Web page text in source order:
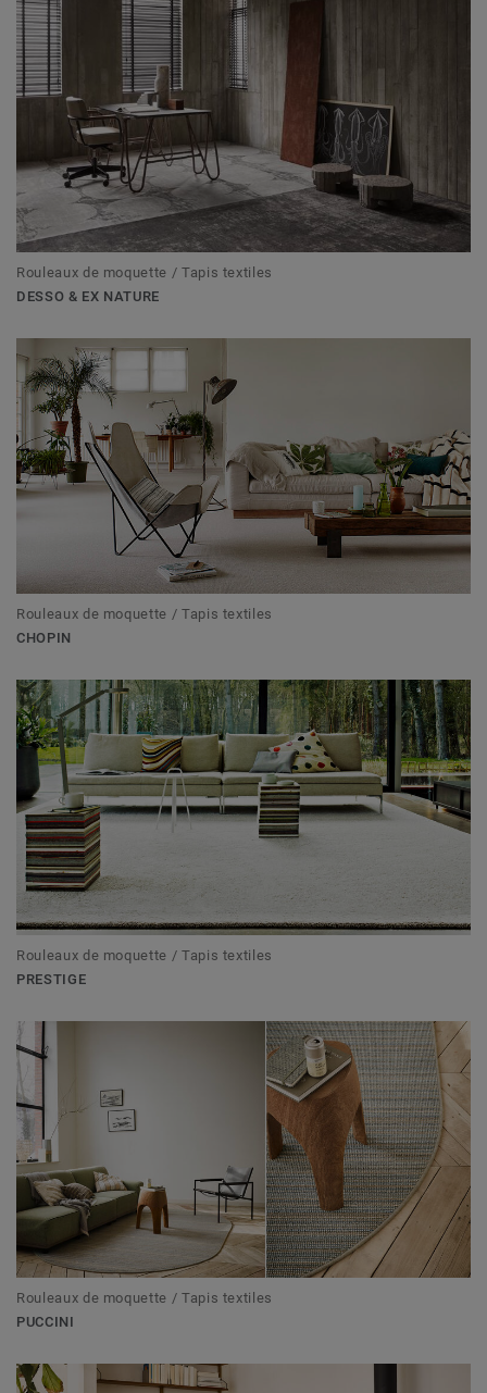
Rouleaux de moquette / Tapis textiles
DESSO & EX NATURE
Rouleaux de moquette / Tapis textiles
CHOPIN
Rouleaux de moquette / Tapis textiles
PRESTIGE
Rouleaux de moquette / Tapis textiles
PUCCINI